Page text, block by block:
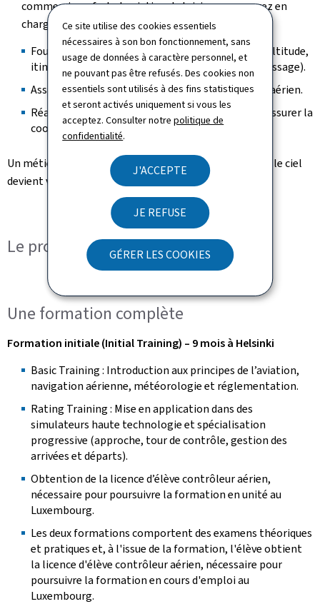
Ce site utilise des cookies essentiels
nécessaires à son bon fonctionnement, sans
usage de données à caractère personnel, et
ne pouvant pas être refusés. Des cookies non
essentiels sont utilisés à des fins statistiques
et seront activés uniquement si vous les
acceptez. Consulter notrepolitique de
confidentialité.
J'ACCEPTE
JE REFUSE
GÉRER LES COOKIES
commerciaux, fret et aviation de loisirs – vous serez en
charge de :
Fournir aux pilotes des instructions précises (ex. altitude,
itinéraires, autorisations de décollage et d’atterrissage).
Assurer la sécurité, l'ordre et l'efficacité du trafic aérien.
Réagir efficacement aux situations d’urgence et assurer la
coordination avec les services concernés.
Un métier passionnant où chaque jour est unique et où le ciel
devient votre bureau !
Le processus de sélection
Une formation complète
Formation initiale (Initial Training) – 9 mois à Helsinki
Basic Training : Introduction aux principes de l’aviation,
navigation aérienne, météorologie et réglementation.
Rating Training : Mise en application dans des
simulateurs haute technologie et spécialisation
progressive (approche, tour de contrôle, gestion des
arrivées et départs).
Obtention de la licence d’élève contrôleur aérien,
nécessaire pour poursuivre la formation en unité au
Luxembourg.
Les deux formations comportent des examens théoriques
et pratiques et, à l'issue de la formation, l'élève obtient
la licence d'élève contrôleur aérien, nécessaire pour
poursuivre la formation en cours d'emploi au
Luxembourg.